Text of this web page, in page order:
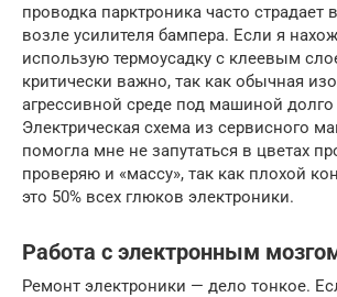
проводка парктроника часто страдает
возле усилителя бампера. Если я
использую термоусадку с клеевым
критически важно, так как обычная
агрессивной среде под машиной
Электрическая схема из сервисного
помогла мне не запутаться в цветах
проверяю и «массу», так как плохой
это 50% всех глюков электроники.
Работа с электронным
Ремонт электроники — дело тонкое.